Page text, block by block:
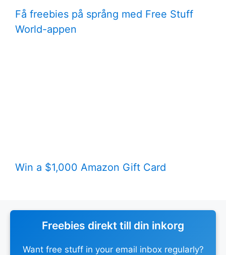
Få freebies på språng med Free Stuff
World-appen
Win a $1,000 Amazon Gift Card
Freebies direkt till din inkorg
Want free stuff in your email inbox regularly?